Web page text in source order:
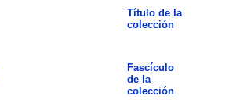
Título de la
colección
Fascículo
de la
colección